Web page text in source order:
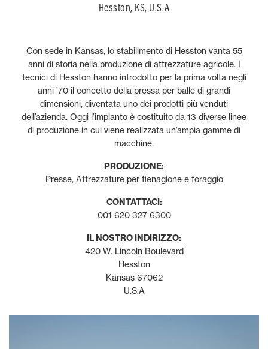
Hesston, KS, U.S.A
Con sede in Kansas, lo stabilimento di Hesston vanta 55
anni di storia nella produzione di attrezzature agricole. I
tecnici di Hesston hanno introdotto per la prima volta negli
anni ’70 il concetto della pressa per balle di grandi
dimensioni, diventata uno dei prodotti più venduti
dell’azienda. Oggi l’impianto è costituito da 13 diverse linee
di produzione in cui viene realizzata un’ampia gamme di
macchine.
PRODUZIONE:
Presse, Attrezzature per fienagione e foraggio
CONTATTACI:
001 620 327 6300
IL NOSTRO INDIRIZZO:
420 W. Lincoln Boulevard
Hesston
Kansas 67062
U.S.A